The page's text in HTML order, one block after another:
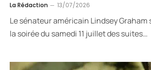
La Rédaction 13/07/2026
Le sénateur américain Lindsey Graham
la soirée du samedi 11 juillet des suites…